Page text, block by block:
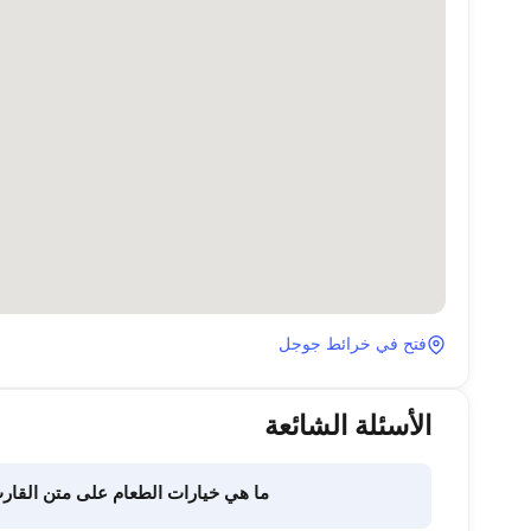
فتح في خرائط جوجل
الأسئلة الشائعة
ما هي خيارات الطعام على متن